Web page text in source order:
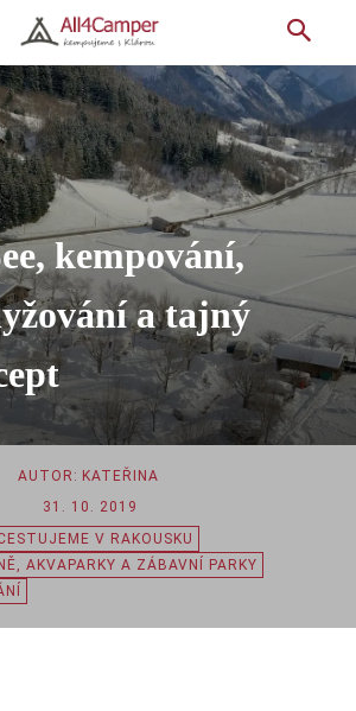
kempování,
a tajný
AUTOR: KATEŘINA
31. 10. 2019
V RAKOUSKU
AKVAPARKY A ZÁBAVNÍ PARKY